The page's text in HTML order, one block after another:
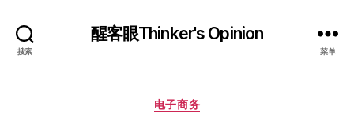
搜索
醒客眼Thinker's Opinion
菜单
分
电子商务